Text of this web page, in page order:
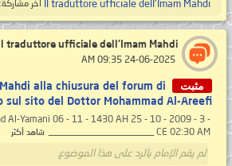
Il traduttore ufficiale dell'Imam Mahdi آخر مشاركة: 03-07-2025,
Il traduttore ufficiale dell'Imam Mahdi
مثبت
alla chiusura del forum di
sul sito del Dottor Mohammad Al-Areefi..
Al-Yamani 06 - 11 - 1430 AH 25 - 10 - 2009
CE 02:30 AM ______________________
شاهد أكثر
لم يقم الإمام بالرد على هذا الموضوع